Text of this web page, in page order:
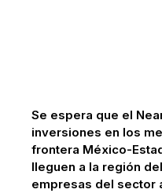
Se espera que el
inversiones en los
frontera México-
lleguen a la región
empresas del sector